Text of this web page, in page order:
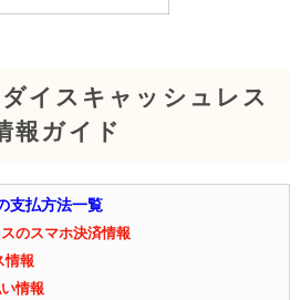
イスキャッシュレス
報ガイド
支払方法一覧
のスマホ決済情報
情報
情報